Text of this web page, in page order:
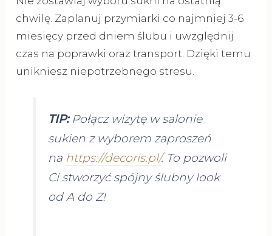
chwilę. Zaplanuj przymiarki co najmniej 3-6
miesięcy przed dniem ślubu i uwzględnij
czas na poprawki oraz transport. Dzięki temu
unikniesz niepotrzebnego stresu.
TIP:Połącz wizytę w salonie
sukien z wyborem zaproszeń
na https://decoris.pl/. To pozwoli
Ci stworzyć spójny ślubny look
od A do Z!